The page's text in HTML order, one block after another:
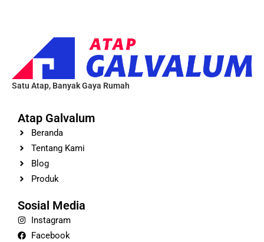
Satu Atap, Banyak Gaya Rumah
Atap Galvalum
Beranda
Tentang Kami
Blog
Produk
Sosial Media
Instagram
Facebook